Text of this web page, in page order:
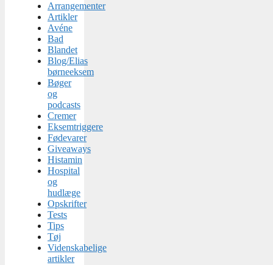
Arrangementer
Artikler
Avéne
Bad
Blandet
Blog/Elias
børneeksem
Bøger
og
podcasts
Cremer
Eksemtriggere
Fødevarer
Giveaways
Histamin
Hospital
og
hudlæge
Opskrifter
Tests
Tips
Tøj
Videnskabelige
artikler